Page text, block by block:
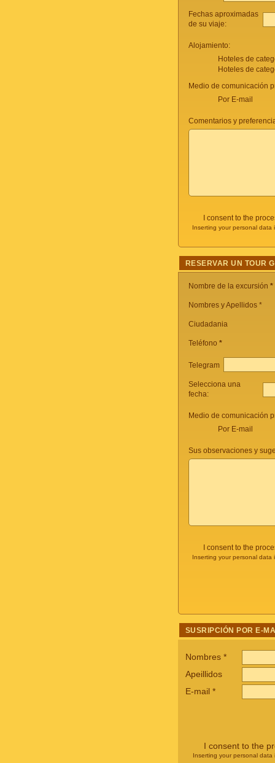
Fechas aproximadas
de su viaje:
Alojamiento:
Hoteles de
Hoteles de
Medio de comunicación
Por E-mail
Comentarios y
I consent to the
Inserting your personal
RESERVAR UN TOUR
Nombre de la excursión *
Nombres y Apellidos *
Ciudadania
Teléfono *
Telegram
Selecciona una
fecha:
Medio de comunicación
Por E-mail
Sus observaciones y
I consent to the
Inserting your personal
SUSRIPCIÓN POR E-
Nombres *
Apeillidos
E-mail *
I consent to the
Inserting your personal